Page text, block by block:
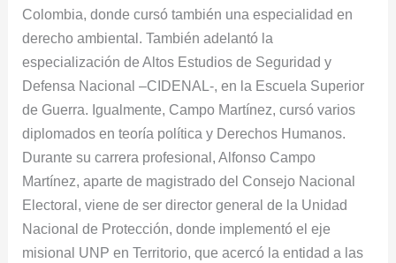
Colombia, donde cursó también una especialidad en
derecho ambiental. También adelantó la
especialización de Altos Estudios de Seguridad y
Defensa Nacional –CIDENAL-, en la Escuela Superior
de Guerra. Igualmente, Campo Martínez, cursó varios
diplomados en teoría política y Derechos Humanos.
Durante su carrera profesional, Alfonso Campo
Martínez, aparte de magistrado del Consejo Nacional
Electoral, viene de ser director general de la Unidad
Nacional de Protección, donde implementó el eje
misional UNP en Territorio, que acercó la entidad a las